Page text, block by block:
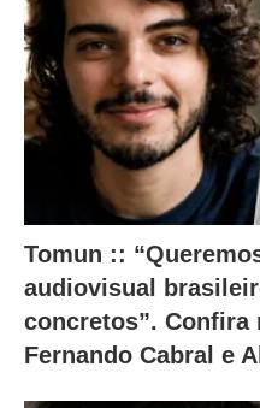
i
x
o
.
Tomun ::
audiovisual
concretos”. Confira
Fernando Cabral e